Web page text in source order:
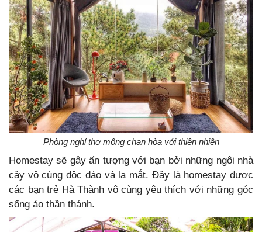
Phòng nghỉ thơ mộng chan hòa với thiên nhiên
Homestay sẽ gây ấn tượng với bạn bởi những ngôi nhà
cây vô cùng độc đáo và lạ mắt. Đây là homestay được
các bạn trẻ Hà Thành vô cùng yêu thích với những góc
sống ảo thần thánh.